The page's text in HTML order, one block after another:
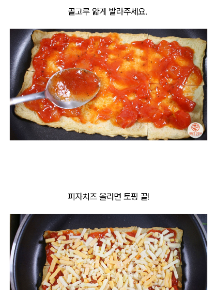
골고루 얇게 발라주세요.
피자치즈 올리면 토핑 끝!